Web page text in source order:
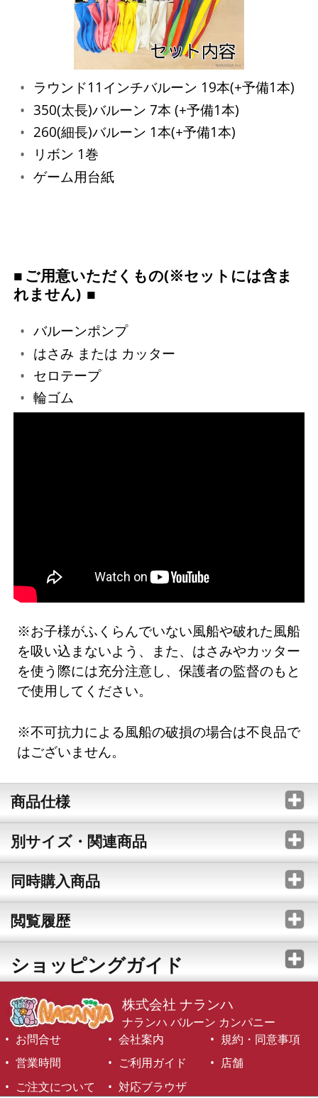
ラウンド11インチバルーン 19本(+予備1本)
350(太長)バルーン 7本 (+予備1本)
260(細長)バルーン 1本(+予備1本)
リボン 1巻
ゲーム用台紙
ご用意いただくもの(※セットには含ま
れません)
バルーンポンプ
はさみ または カッター
セロテープ
輪ゴム
※お子様がふくらんでいない風船や破れた風船
を吸い込まないよう、また、はさみやカッター
を使う際には充分注意し、保護者の監督のもと
で使用してください。
※不可抗力による風船の破損の場合は不良品で
はございません。
商品仕様
別サイズ・関連商品
同時購入商品
閲覧履歴
ショッピングガイド
株式会社 ナランハ
ナランハ バルーン カンパニー
お問合せ
会社案内
規約・同意事項
営業時間
ご利用ガイド
店舗
ご注文について
対応ブラウザ